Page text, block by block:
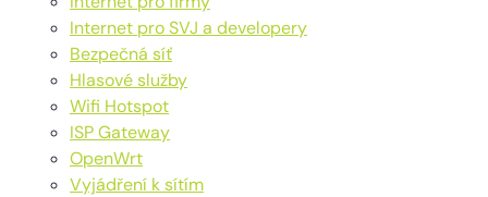
Internet pro SVJ a developery
Bezpečná síť
Hlasové služby
Wifi Hotspot
ISP Gateway
OpenWrt
Vyjádření k sítím